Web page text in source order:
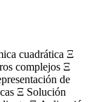
cuadrática Ξ
complejos Ξ
de
Ξ Solución